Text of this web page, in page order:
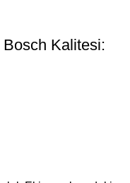
Kalitesi: